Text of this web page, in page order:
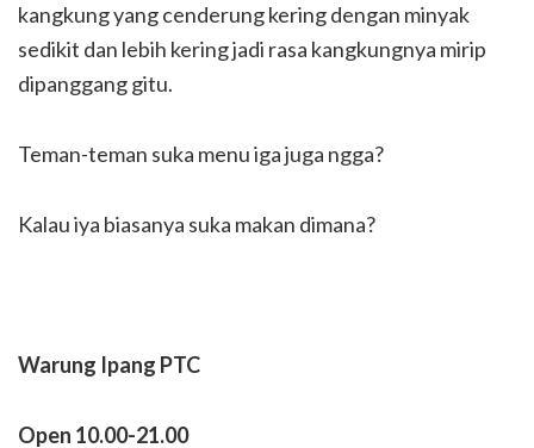
kangkung yang cenderung kering dengan minyak
sedikit dan lebih kering jadi rasa kangkungnya mirip
dipanggang gitu.
Teman-teman suka menu iga juga ngga?
Kalau iya biasanya suka makan dimana?
Warung Ipang PTC
Open 10.00-21.00